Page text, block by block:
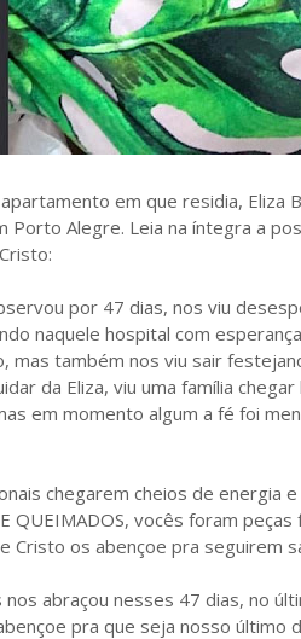
em que residia,
Porto Alegre. Leia na íntegra a
por 47 dias, nos viu
naquele hospital com
mas também nos viu sair
da Eliza, viu uma família
em momento algum a fé foi
chegarem cheios de energia
QUEIMADOS, vocês foram
Cristo os abençoe pra seguirem
abraçou nesses 47 dias, no
pra que seja nosso